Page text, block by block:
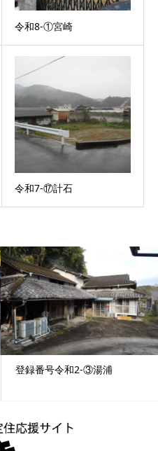
令和8-①宮崎
令和7-⑰計石
令和8-①宮崎